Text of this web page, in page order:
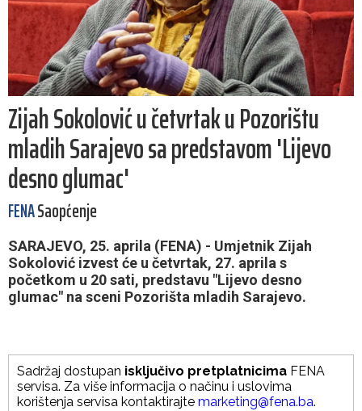
Zijah Sokolović u četvrtak u Pozorištu
mladih Sarajevo sa predstavom 'Lijevo
desno glumac'
FENASaopćenje
SARAJEVO, 25. aprila (FENA) - Umjetnik Zijah
Sokolović izvest će u četvrtak, 27. aprila s
početkom u 20 sati, predstavu "Lijevo desno
glumac" na sceni Pozorišta mladih Sarajevo.
Sadržaj dostupan isključivo pretplatnicima FENA
servisa. Za više informacija o načinu i uslovima
korištenja servisa kontaktirajte marketing@fena.ba.